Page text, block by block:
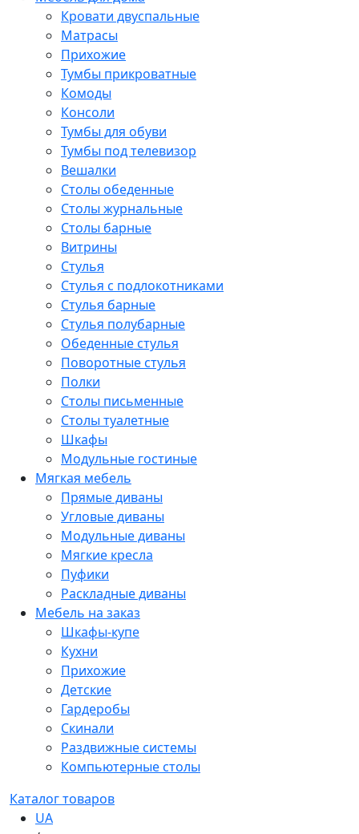
Кровати двуспальные
Матрасы
Прихожие
Тумбы прикроватные
Комоды
Консоли
Тумбы для обуви
Тумбы под телевизор
Вешалки
Столы обеденные
Столы журнальные
Столы барные
Витрины
Стулья
Стулья с подлокотниками
Стулья барные
Стулья полубарные
Обеденные стулья
Поворотные стулья
Полки
Столы письменные
Столы туалетные
Шкафы
Модульные гостиные
Мягкая мебель
Прямые диваны
Угловые диваны
Модульные диваны
Мягкие кресла
Пуфики
Раскладные диваны
Мебель на заказ
Шкафы-купе
Кухни
Прихожие
Детские
Гардеробы
Скинали
Раздвижные системы
Компьютерные столы
Каталог товаров
UA